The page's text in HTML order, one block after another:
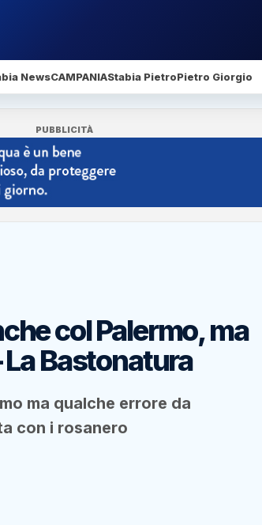
NewsCAMPANIAStabia PietroPietro Giorgio
PUBBLICITÀ
col Palermo, ma
Bastonatura
ma qualche errore da
con i rosanero